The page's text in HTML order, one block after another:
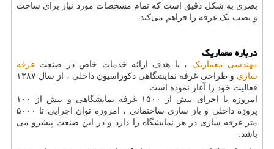
بصری به شکل دقیق است که تمام مشخصات مورد نیاز برای ساخت
و نصب یک غرفه را فراهم می‌کند.
درباره معماریک
مهندسی معماریک ، با هدف ارائه خدمات خاص در صنعت غرفه
سازی
و طراحی غرفه نمایشگاهی دکوراسیون داخلی ، از سال ۱۳۸۷
فعالیت خود را آغاز نموده است.
امروزه با اجرای بیش از ۱۵۰۰ غرفه نمایشگاهی و بیش از ۱۰۰
پروژه داخلی و باز سازی ساختمانی ، امروزه توان اجرایی تا ۵۰۰۰
متر غرفه سازی در هر نمایشگاه را دارد و در این صنعت پیشرو می
باشد.